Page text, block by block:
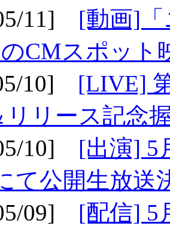
11] [動画]
CMスポット
10] [LIVE]
リリース記念
10] [出演] 5
て公開生放送
09] [配信] 5